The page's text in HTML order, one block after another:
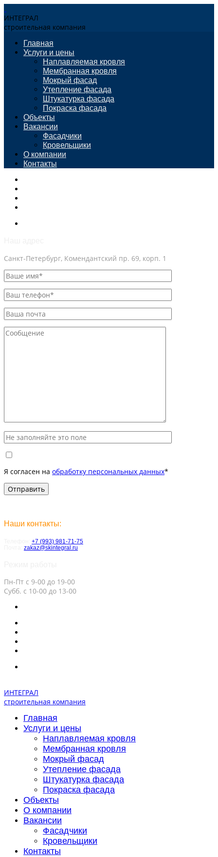
ИНТЕГРАЛ
строительная компания
Главная
Услуги и цены
Наплавляемая кровля
Мембранная кровля
Мокрый фасад
Утепление фасада
Штукатурка фасада
Покраска фасада
Объекты
Вакансии
Фасадчики
Кровельщики
О компании
Контакты
Санкт-Петербург, Комендантский пр. 69, корп. 1
Я согласен на обработку персональных данных*
Наши контакты:
+7 (993) 981-71-75
zakaz@skintegral.ru
Пн-Пт с 9-00 до 19-00
Субб. с 10-00 до 13-00
ИНТЕГРАЛ
строительная компания
Главная
Услуги и цены
Наплавляемая кровля
Мембранная кровля
Мокрый фасад
Утепление фасада
Штукатурка фасада
Покраска фасада
Объекты
О компании
Вакансии
Фасадчики
Кровельщики
Контакты